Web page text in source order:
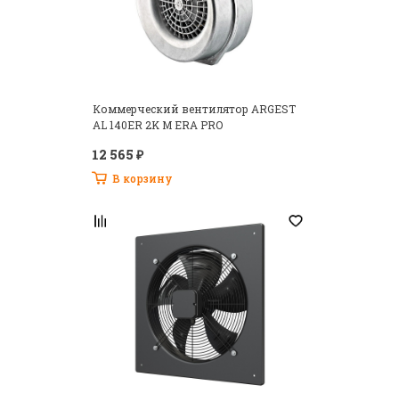
Коммерческий вентилятор ARGEST
AL 140ER 2K M ERA PRO
12 565 ₽
В корзину